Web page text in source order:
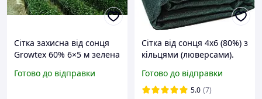
Сітка захисна від сонця
Growtex 60% 6×5 м зелена
теплиці й дачі Україна
Готово до відправки
Сітка від сонця 4х6 (80%) з
кільцями (люверсами).
Готово до відправки
5.0 (7)